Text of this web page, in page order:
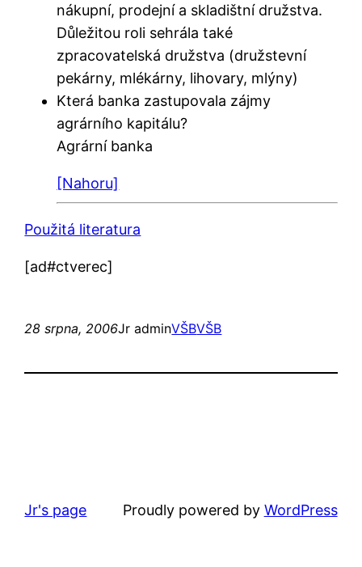
nákupní, prodejní a skladištní družstva.
Důležitou roli sehrála také
zpracovatelská družstva (družstevní
pekárny, mlékárny, lihovary, mlýny)
Která banka zastupovala zájmy
agrárního kapitálu?
Agrární banka
[Nahoru]
Použitá literatura
[ad#ctverec]
28 srpna, 2006Jr adminVŠBVŠB
Jr's page Proudly powered by WordPress